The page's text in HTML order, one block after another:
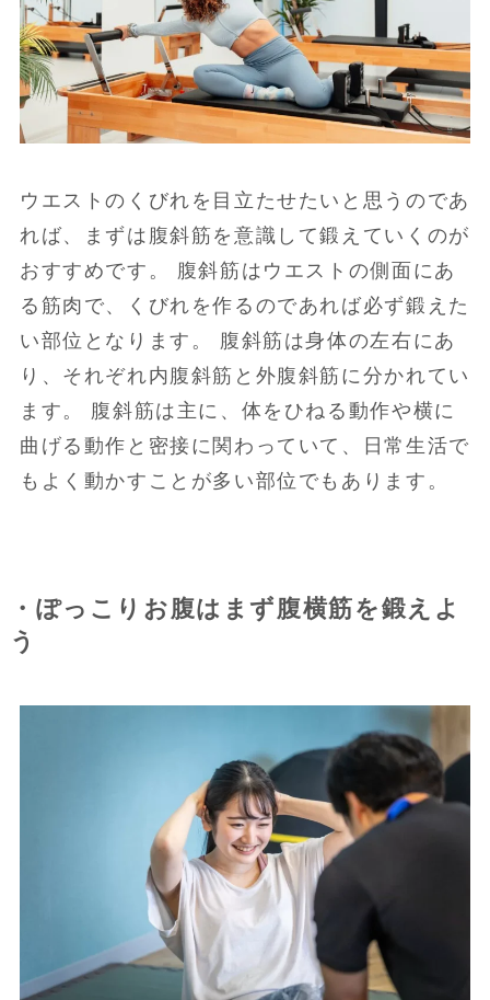
ウエストのくびれを目立たせたいと思うのであ
れば、まずは腹斜筋を意識して鍛えていくのが
おすすめです。 腹斜筋はウエストの側面にあ
る筋肉で、くびれを作るのであれば必ず鍛えた
い部位となります。 腹斜筋は身体の左右にあ
り、それぞれ内腹斜筋と外腹斜筋に分かれてい
ます。 腹斜筋は主に、体をひねる動作や横に
曲げる動作と密接に関わっていて、日常生活で
もよく動かすことが多い部位でもあります。
・ぽっこりお腹はまず腹横筋を鍛えよ
う